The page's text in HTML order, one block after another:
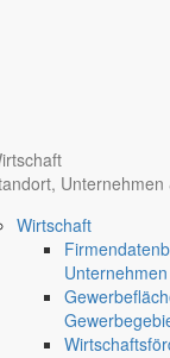
Unternehmen
Wirtschaft